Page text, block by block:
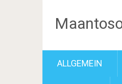
ALLGEMEIN